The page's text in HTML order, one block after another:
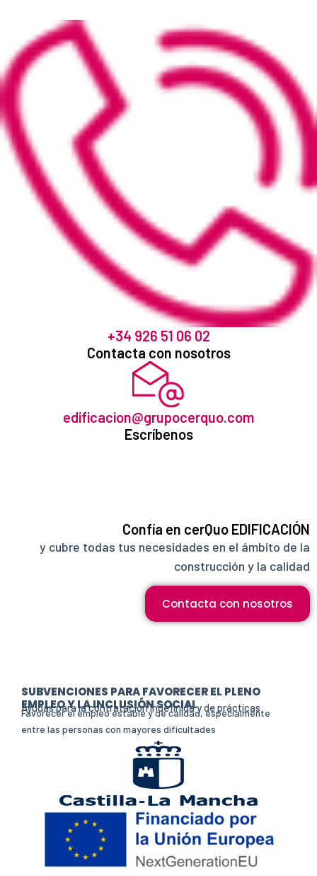
+34 926 51 06 02
Contacta con nosotros
edificacion@grupocerquo.com
Escríbenos
Confía en cerQuo EDIFICACIÓN
y cubre todas tus necesidades en el ámbito de la
construcción y la calidad
Contacta con nosotros
SUBVENCIONES PARA FAVORECER EL PLENO
EMPLEO Y LA INCLUSIÓN SOCIAL
Ayudas para la contratación indefinida y de prácticas
Favorecer el empleo estable y de calidad, especialmente
entre las personas con mayores dificultades